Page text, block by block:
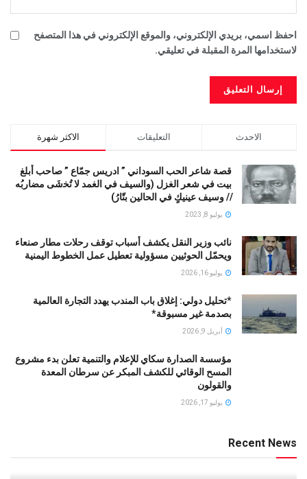
احفظ اسمي، بريدي الإلكتروني، والموقع الإلكتروني في هذا المتصفح
لاستخدامها المرة المقبلة في تعليقي.
الاكثر شهرة التعليقات الاحدث
قصة شاعر الحب السوداني ” ادريس جمّاع ” صاحب أبلغ
بيت في شعر الغزل (وﺍﻟﺴﻴﻒ ﻓﻲ الغمد ﻻ ﺗُﺨشَى مضاربُه
// ﻭﺳﻴﻒ ﻋﻴﻨﻴﻚٍ ﻓﻲ ﺍﻟﺤﺎﻟﻴﻦ ﺑﺘّﺎﺭُ)
يوليو 8, 2023
نائب وزير النقل يكشف أسباب توقف رحلات مطار صنعاء
ويحمّل الحوثيين مسؤولية تعطيل عمل الخطوط اليمنية
يوليو 16, 2026
*تحليل دولي: إغلاق باب المندب يهدد التجارة العالمية
بصدمة غير مسبوقة*
أبريل 9, 2026
مؤسسة الصدارة سكاي للإعلام والتنمية تعلن بدء مشروع
المسح الوقائي للكشف المبكر عن سرطان المعدة
والقولون
يوليو 17, 2026
Recent News